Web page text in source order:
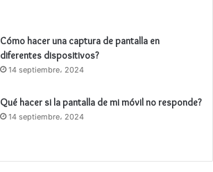
Cómo hacer una captura de pantalla en
diferentes dispositivos?
14 septiembre، 2024
Qué hacer si la pantalla de mi móvil no responde?
14 septiembre، 2024